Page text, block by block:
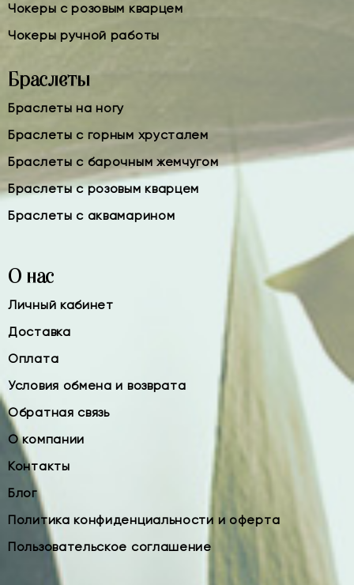
Чокеры с розовым кварцем
Чокеры ручной работы
Браслеты
Браслеты на ногу
Браслеты с горным хрусталем
Браслеты с барочным жемчугом
Браслеты с розовым кварцем
Браслеты с аквамарином
О нас
Личный кабинет
Доставка
Оплата
Условия обмена и возврата
Обратная связь
О компании
Контакты
Блог
Политика конфиденциальности и оферта
Пользовательское соглашение